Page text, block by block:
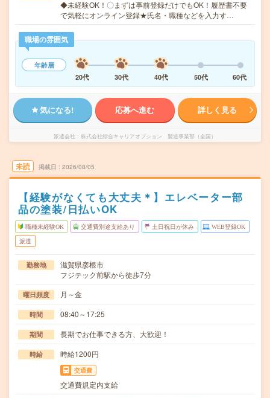
◆未経験OK！〇まずは事前登録だけでもOK！履歴書不要
で気軽にオンライン登録★氏名・職種などを入力す…
職場の雰囲気
年齢層
20代
30代 40代 50代 60代
気になる! 応募へ進む 詳しく見る
派遣会社 株式会社綜合キャリアオプション 製造事業部（全国）
未読 掲載日 2026/08/05
【経験がなくても大丈夫＊】エレベーター部
品の塗装/日払いOK
職種未経験OK 交通費別途支給あり 土日祝日が休み WEB登録OK
派遣
勤務地
滋賀県彦根市
フジテック前駅から徒歩7分
曜日頻度 月～金
時間 08:40～17:25
期間 長期でお仕事できる方、大歓迎！
時給 時給1200円
交通費
交通費規定内支給